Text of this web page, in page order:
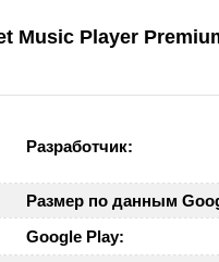
Music Player
Разработчик:
Размер по данным
Google Play: